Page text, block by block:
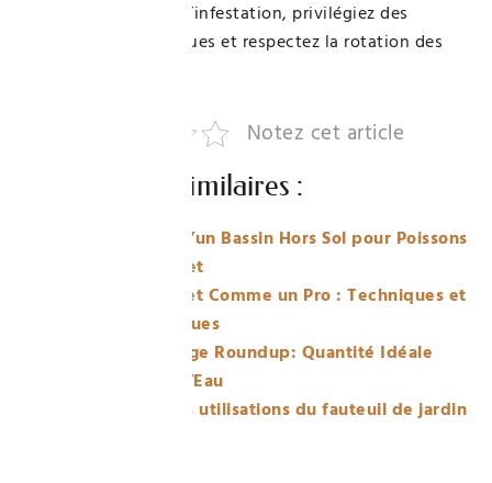
rapidement. En cas d’infestation, privilégiez des
traitements biologiques et respectez la rotation des
Notez cet article
Publications similaires :
Construction d’un Bassin Hors Sol pour Poissons
: Guide Complet
Affûter un Foret Comme un Pro : Techniques et
Conseils Pratiques
Guide de Dosage Roundup: Quantité Idéale
pour 5 Litres d’Eau
Les différentes utilisations du fauteuil de jardin